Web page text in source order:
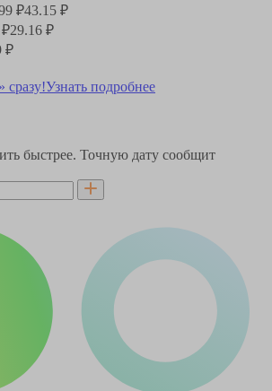
₽43.15 ₽
₽29.16 ₽
₽
Узнать подробнее
быстрее. Точную дату сообщит